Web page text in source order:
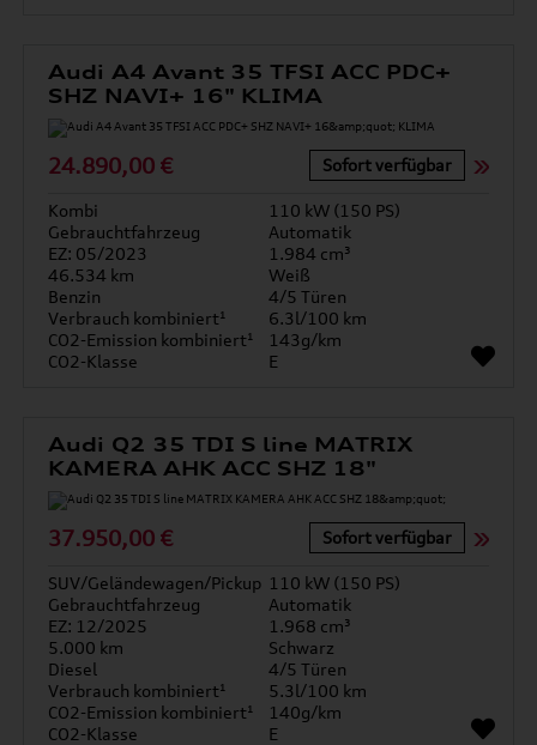
Audi A4 Avant 35 TFSI ACC PDC+
SHZ NAVI+ 16" KLIMA
24.890,00 € Sofort verfügbar
Kombi
110 kW (150 PS)
Gebrauchtfahrzeug
Automatik
EZ: 05/2023
1.984 cm³
46.534 km
Weiß
Benzin
4/5 Türen
Verbrauch kombiniert¹
6.3l/100 km
CO2-Emission kombiniert¹
143g/km
CO2-Klasse
E
Audi Q2 35 TDI S line MATRIX
KAMERA AHK ACC SHZ 18"
37.950,00 € Sofort verfügbar
SUV/Geländewagen/Pickup 110 kW (150 PS)
Gebrauchtfahrzeug
Automatik
EZ: 12/2025
1.968 cm³
5.000 km
Schwarz
Diesel
4/5 Türen
Verbrauch kombiniert¹
5.3l/100 km
CO2-Emission kombiniert¹
140g/km
CO2-Klasse
E